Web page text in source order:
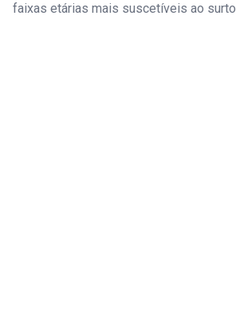
faixas etárias mais suscetíveis ao